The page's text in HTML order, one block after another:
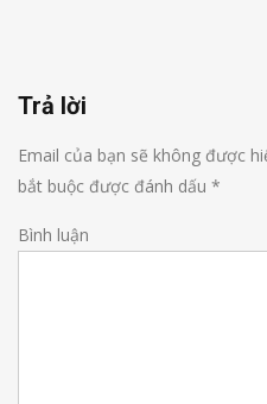
Trả lời
Email của bạn sẽ không được
bắt buộc được đánh dấu *
Bình luận